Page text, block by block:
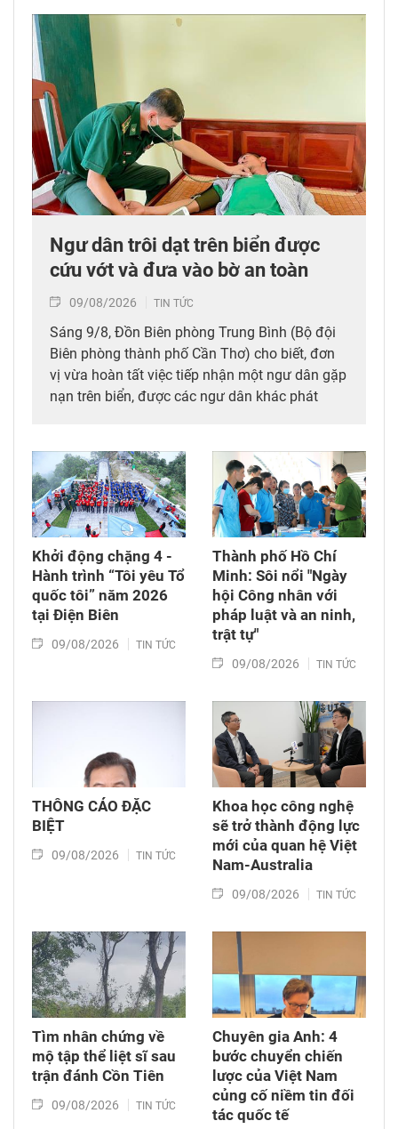
Ngư dân trôi dạt trên biển được
cứu vớt và đưa vào bờ an toàn
09/08/2026 TIN TỨC
Sáng 9/8, Đồn Biên phòng Trung Bình (Bộ đội
Biên phòng thành phố Cần Thơ) cho biết, đơn
vị vừa hoàn tất việc tiếp nhận một ngư dân gặp
nạn trên biển, được các ngư dân khác phát
Khởi động chặng 4 -
Hành trình “Tôi yêu Tổ
quốc tôi” năm 2026
tại Điện Biên
09/08/2026 TIN TỨC
Thành phố Hồ Chí
Minh: Sôi nổi "Ngày
hội Công nhân với
pháp luật và an ninh,
trật tự"
09/08/2026 TIN TỨC
THÔNG CÁO ĐẶC
BIỆT
09/08/2026 TIN TỨC
Khoa học công nghệ
sẽ trở thành động lực
mới của quan hệ Việt
Nam-Australia
09/08/2026 TIN TỨC
Tìm nhân chứng về
mộ tập thể liệt sĩ sau
trận đánh Cồn Tiên
09/08/2026 TIN TỨC
Chuyên gia Anh: 4
bước chuyển chiến
lược của Việt Nam
củng cố niềm tin đối
tác quốc tế